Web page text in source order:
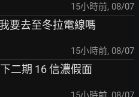
15小時前, 08/07
要去至冬拉電線嗎
15小時前, 08/07
二期 16 信濃假面